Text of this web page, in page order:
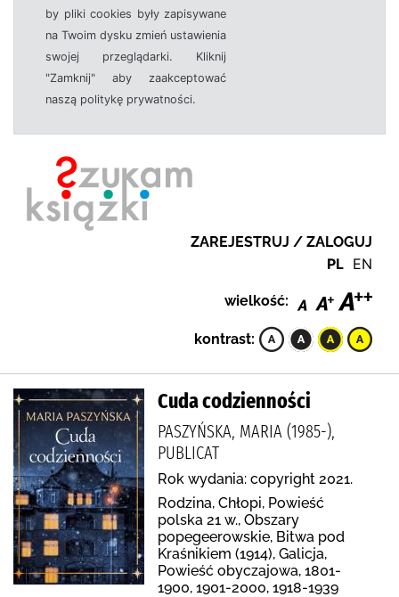
by pliki cookies były zapisywane
na Twoim dysku zmień ustawienia
swojej przeglądarki. Kliknij
"Zamknij" aby zaakceptować
naszą politykę prywatności.
ZAREJESTRUJ / ZALOGUJ
PL EN
wielkość:
kontrast:
Cuda codzienności
PASZYŃSKA, MARIA (1985-),
PUBLICAT
Rok wydania: copyright 2021.
Rodzina, Chłopi, Powieść
polska 21 w., Obszary
popegeerowskie, Bitwa pod
Kraśnikiem (1914), Galicja,
Powieść obyczajowa, 1801-
1900, 1901-2000, 1918-1939